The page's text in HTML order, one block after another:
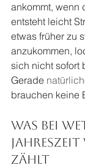
ankommt, wenn
entsteht leicht
etwas früher zu
anzukommen,
sich nicht sofort
Gerade
brauchen keine
Was bei
zählt